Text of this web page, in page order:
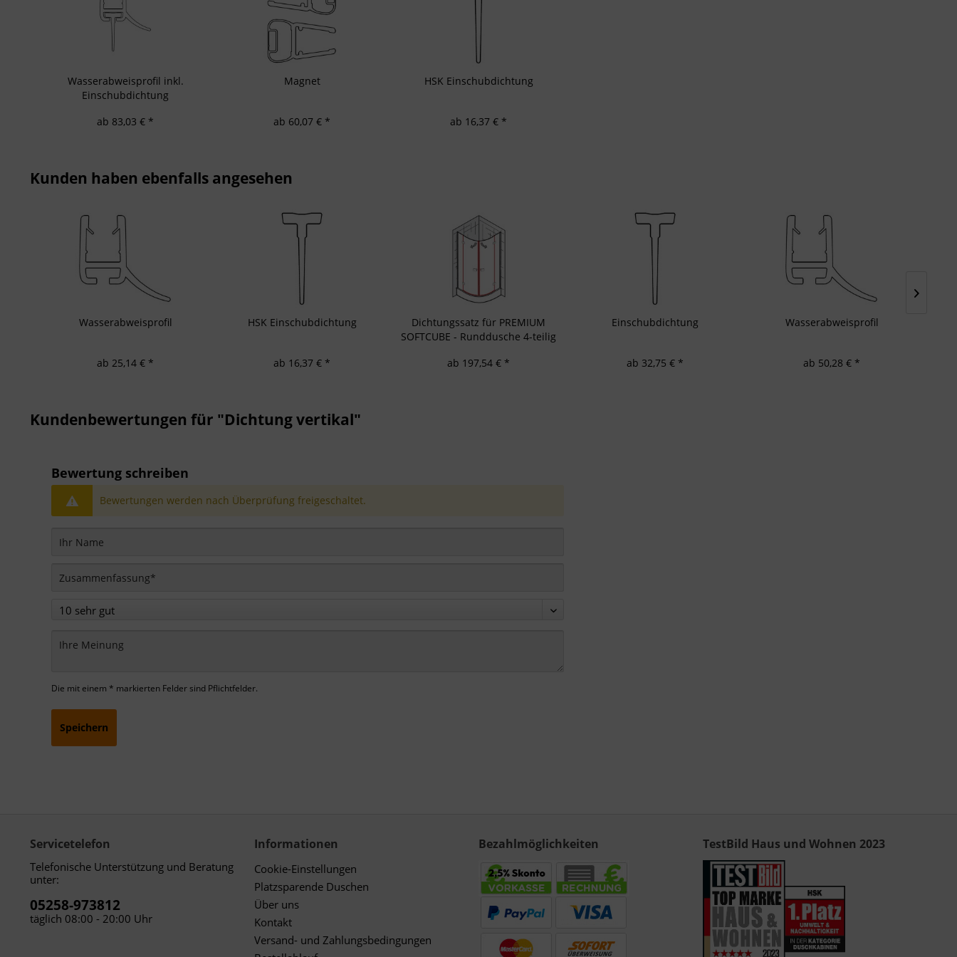
Wasserabweisprofil inkl.
Einschubdichtung
ab 83,03 € *
Magnet
ab 60,07 € *
HSK Einschubdichtung
ab 16,37 € *
Kunden haben ebenfalls angesehen
Wasserabweisprofil
ab 25,14 € *
HSK Einschubdichtung
ab 16,37 € *
Dichtungssatz für PREMIUM
SOFTCUBE - Runddusche 4-teilig
ab 197,54 € *
Einschubdichtung
ab 32,75 € *
Wasserabweisprofil
ab 50,28 € *
Kundenbewertungen für "Dichtung vertikal"
Bewertung schreiben
Bewertungen werden nach Überprüfung freigeschaltet.
Die mit einem * markierten Felder sind Pflichtfelder.
Speichern
Servicetelefon
Telefonische Unterstützung und Beratung
unter:
05258-973812
täglich 08:00 - 20:00 Uhr
Informationen
Cookie-Einstellungen
Platzsparende Duschen
Über uns
Kontakt
Versand- und Zahlungsbedingungen
Bezahlmöglichkeiten TestBild Haus und Wohnen 2023
Entwicklung und Verbesserung der Angebote
Verwendung reduzierter Daten zur Auswahl von Inhalten
Besondere Features:
Verwendung genauer Standortdaten
Endgeräteeigenschaften zur Identifikation aktiv abfragen